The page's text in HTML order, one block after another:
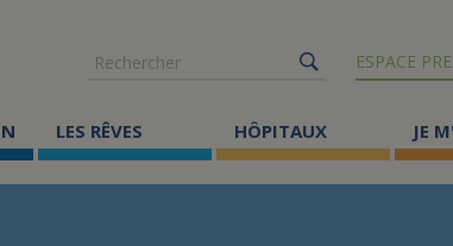
Rechercher
ESPACE
LES RÊVES HÔPITAUX JE